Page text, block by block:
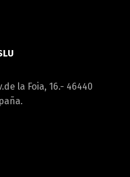
la Foia, 16.- 46440